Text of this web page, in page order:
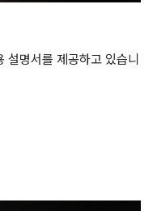
설명서를 제공하고 있습니